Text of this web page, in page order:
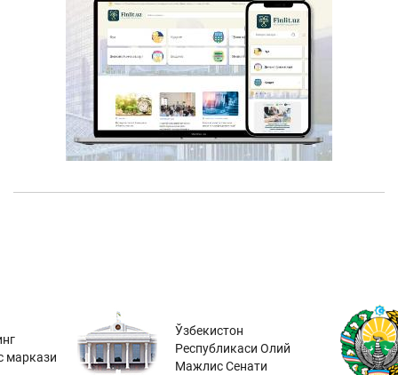
маркази
Ўзбекистон
Республикаси Олий
Мажлис Сенати